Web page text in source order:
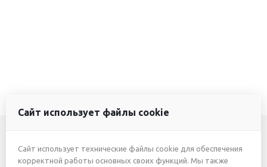
+7 (3412) 46-7777
Сайт использует файлы cookie
Сайт использует технические файлы cookie для обеспечения
корректной работы основных своих функций. Мы также